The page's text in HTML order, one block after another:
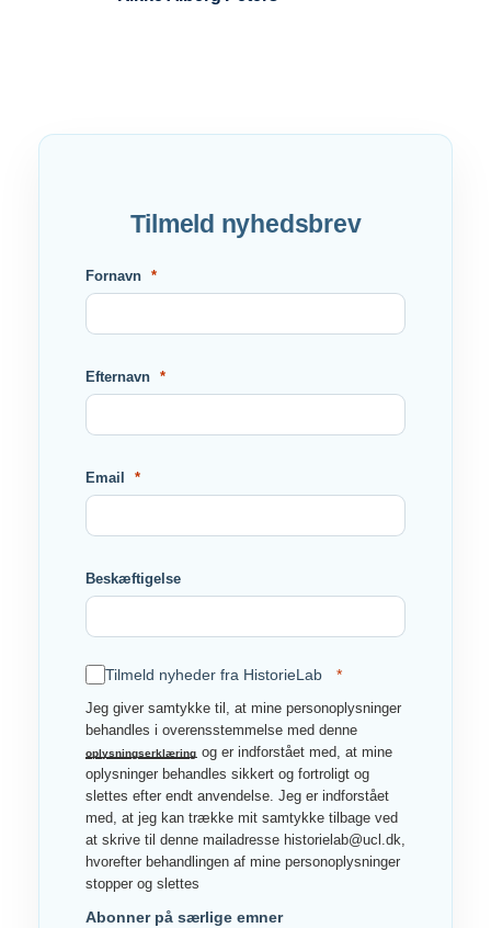
Tilmeld nyhedsbrev
Fornavn
Efternavn
Email
Beskæftigelse
Tilmeld nyheder fra HistorieLab
Jeg giver samtykke til, at mine personoplysninger
behandles i overensstemmelse med denne
oplysningserklæring og er indforstået med, at mine
oplysninger behandles sikkert og fortroligt og
slettes efter endt anvendelse. Jeg er indforstået
med, at jeg kan trække mit samtykke tilbage ved
at skrive til denne mailadresse historielab@ucl.dk,
hvorefter behandlingen af mine personoplysninger
stopper og slettes
Abonner på særlige emner